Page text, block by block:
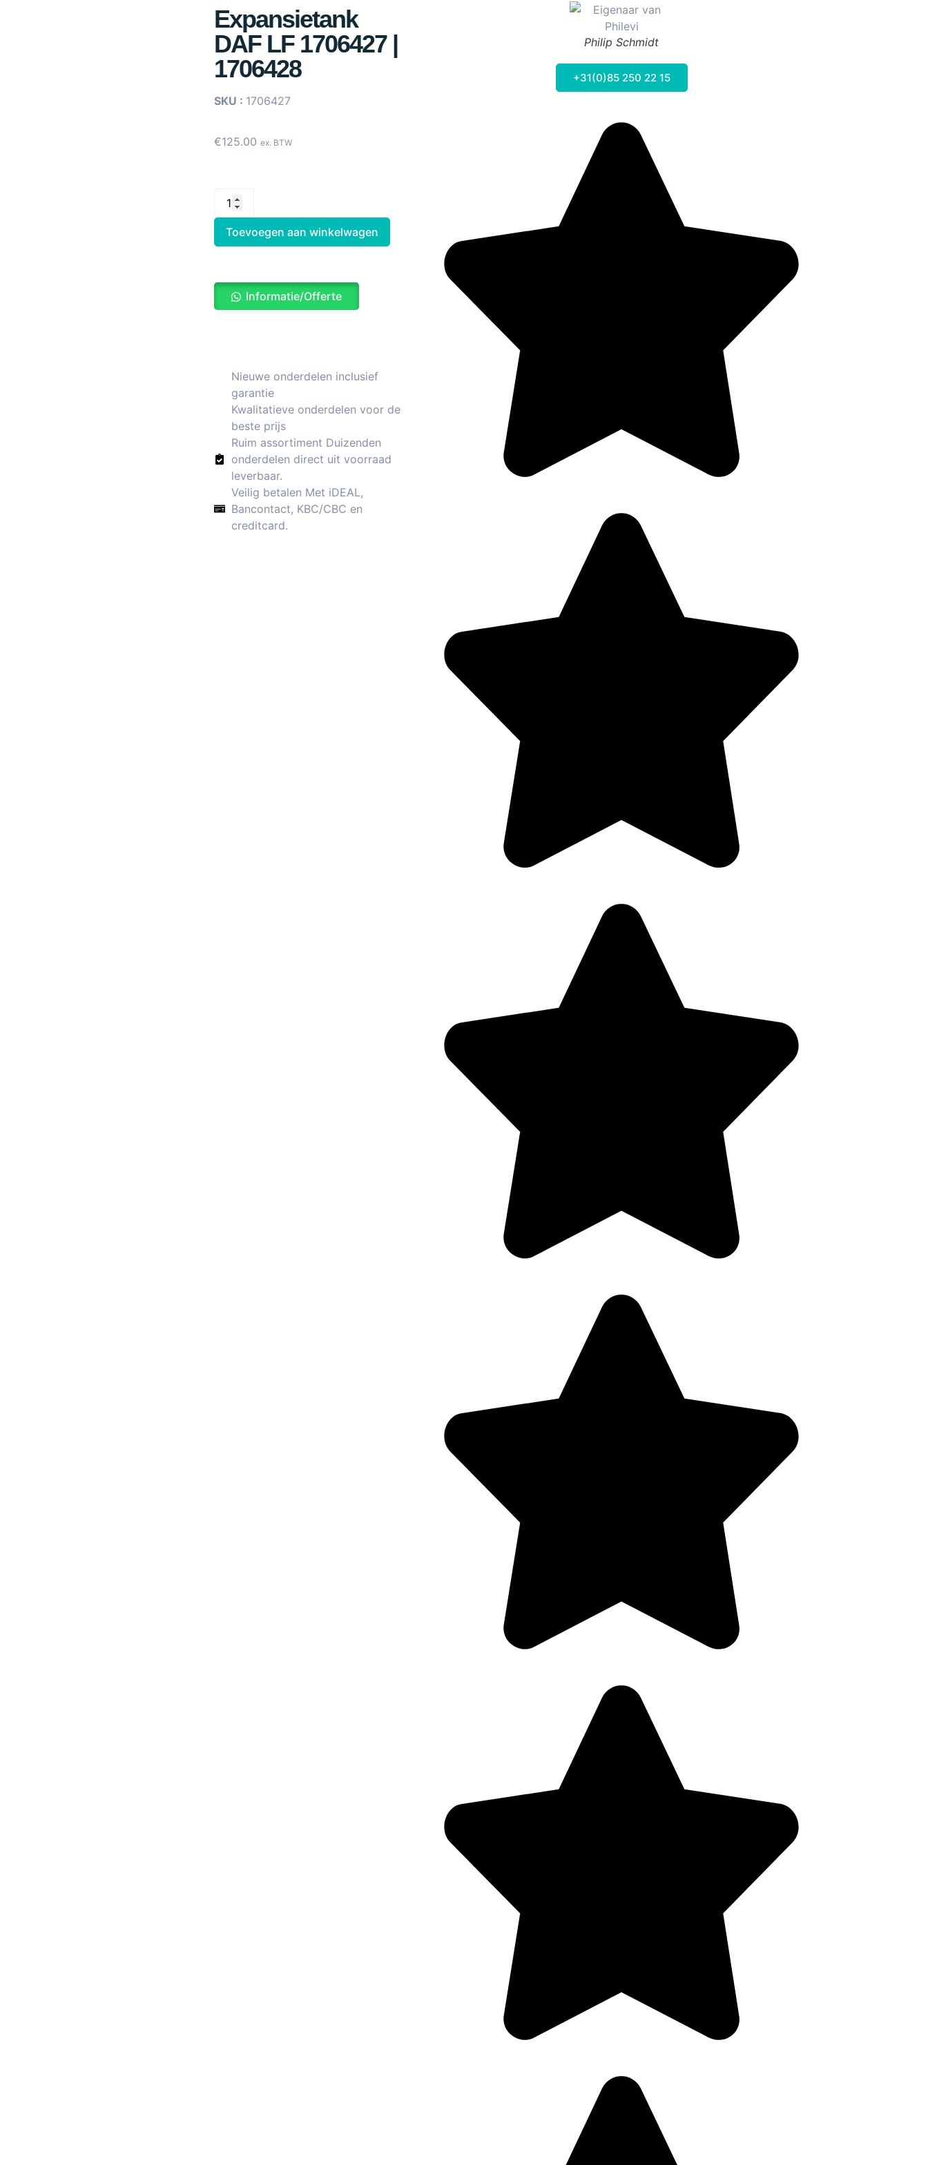
Expansietank
DAF LF 1706427 |
1706428
SKU : 1706427
€125.00 ex. BTW
Toevoegen aan winkelwagen
Informatie/Offerte
Nieuwe onderdelen inclusief
garantie
Kwalitatieve onderdelen voor de
beste prijs
Ruim assortiment Duizenden
onderdelen direct uit voorraad
leverbaar.
Veilig betalen Met iDEAL,
Bancontact, KBC/CBC en
creditcard.
Philip Schmidt
+31(0)85 250 22 15